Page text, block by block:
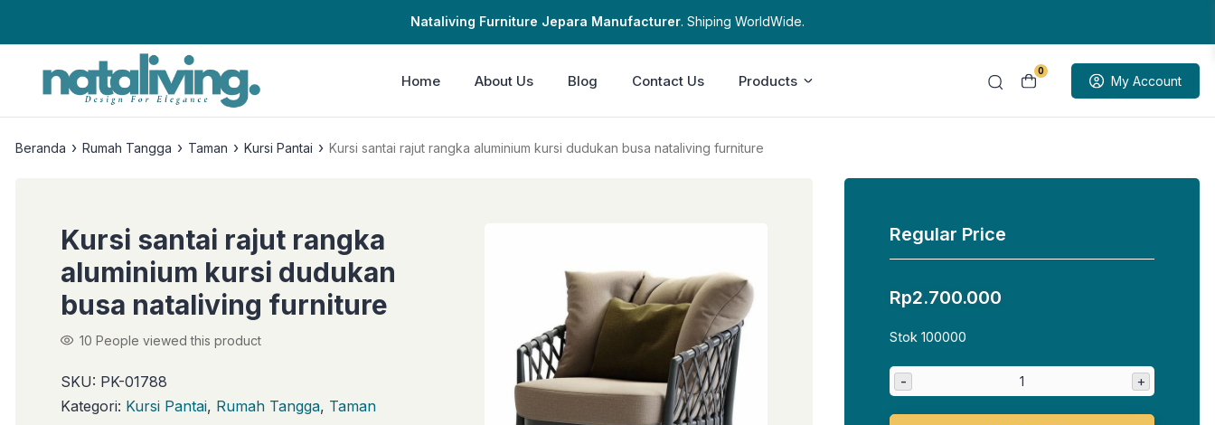
Nataliving Furniture Jepara Manufacturer. Shiping WorldWide.
0
My Account
Home About Us Blog Contact Us Products
Beranda › Rumah Tangga › Taman › Kursi Pantai › Kursi santai rajut rangka aluminium kursi dudukan busa nataliving furniture
Kursi santai rajut rangka
aluminium kursi dudukan
busa nataliving furniture
10 People viewed this product
SKU: PK-01788
Kategori: Kursi Pantai, Rumah Tangga, Taman
Regular Price
Rp2.700.000
Stok 100000
- +